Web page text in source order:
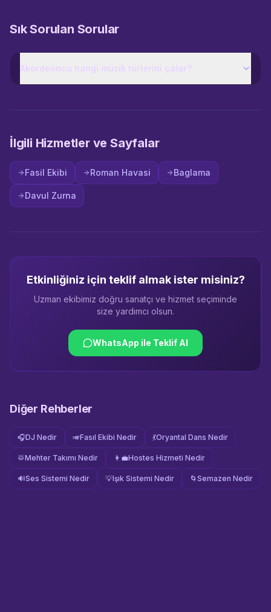
Sık Sorulan Sorular
Akordeoncu hangi müzik türlerini çalar?
İlgili Hizmetler ve Sayfalar
Fasil Ekibi Roman Havasi Baglama
Davul Zurna
Etkinliğiniz için teklif almak ister misiniz?
Uzman ekibimiz doğru sanatçı ve hizmet seçiminde
size yardımcı olsun.
WhatsApp ile Teklif Al
Diğer Rehberler
🎧DJ Nedir 🎺Fasıl Ekibi Nedir 💃Oryantal Dans Nedir
🥁Mehter Takımı Nedir 👩‍💼Hostes Hizmeti Nedir
🔊Ses Sistemi Nedir 💡Işık Sistemi Nedir 🌀 Semazen Nedir